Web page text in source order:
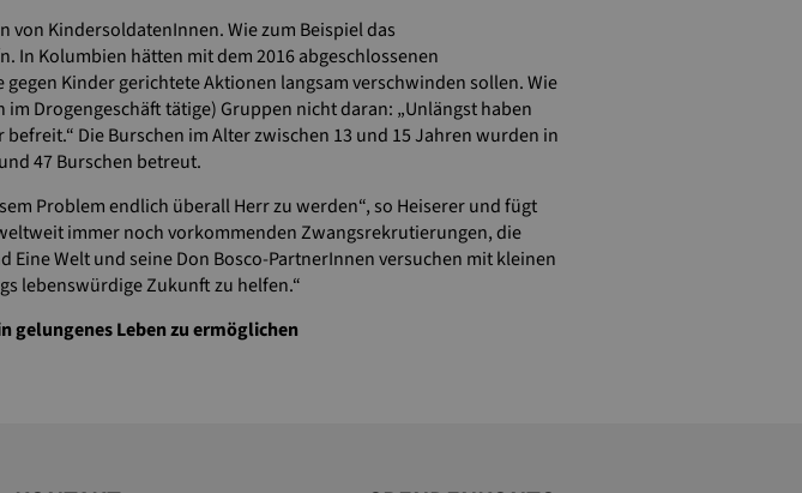
KindersoldatenInnen. Wie zum Beispiel das
In Kolumbien hätten mit dem 2016 abgeschlossenen
Kinder gerichtete Aktionen langsam verschwinden sollen. Wie
Drogengeschäft tätige) Gruppen nicht daran: „Unlängst haben
Die Burschen im Alter zwischen 13 und 15 Jahren wurden in
47 Burschen betreut.
Problem endlich überall Herr zu werden“, so Heiserer und fügt
immer noch vorkommenden Zwangsrekrutierungen, die
Welt und seine Don Bosco-PartnerInnen versuchen mit kleinen
lebenswürdige Zukunft zu helfen.“
gelungenes Leben zu ermöglichen